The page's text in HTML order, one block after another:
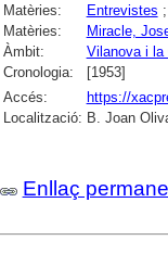
Matèries: Entrevistes ;
Matèries:
Miracle,
Àmbit:
Vilanova i la
Cronologia:
[1953]
Accés:
https://
Localització: B. Joan
Enllaç